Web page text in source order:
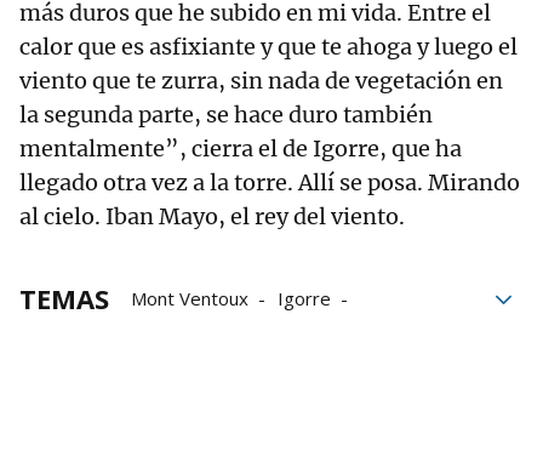
más duros que he subido en mi vida. Entre el
calor que es asfixiante y que te ahoga y luego el
viento que te zurra, sin nada de vegetación en
la segunda parte, se hace duro también
mentalmente”, cierra el de Igorre, que ha
llegado otra vez a la torre. Allí se posa. Mirando
al cielo. Iban Mayo, el rey del viento.
TEMAS Mont Ventoux
Igorre